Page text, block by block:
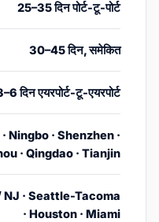
25–35 दिन पोर्ट-टू-पोर्ट
30–45 दिन, समेकित
दिन एयरपोर्ट-टू-एयरपोर्ट
Ningbo · Shenzhen ·
· Qingdao · Tianjin
NJ · Seattle-Tacoma
· Houston · Miami